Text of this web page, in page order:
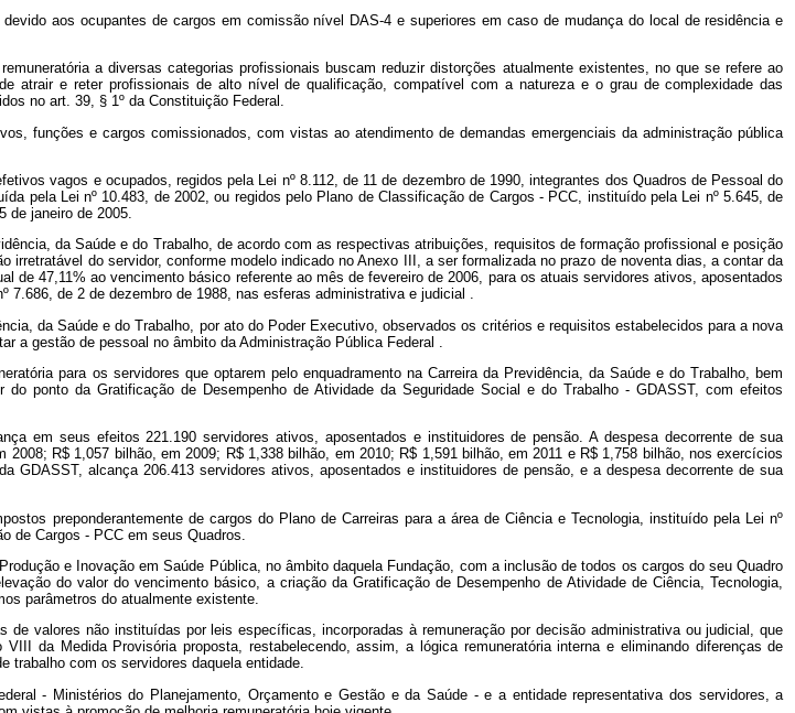
aos ocupantes de cargos em comissão nível DAS-4 e superiores em caso de mudança do local de residência e
a diversas categorias profissionais buscam reduzir distorções atualmente existentes, no que se refere ao
atrair e reter profissionais de alto nível de qualificação, compatível com a natureza e o grau de complexidade das
no art. 39, § 1º da Constituição Federal.
funções e cargos comissionados, com vistas ao atendimento de demandas emergenciais da administração pública
vagos e ocupados, regidos pela Lei nº 8.112, de 11 de dezembro de 1990, integrantes dos Quadros de Pessoal do
pela Lei nº 10.483, de 2002, ou regidos pelo Plano de Classificação de Cargos - PCC, instituído pela Lei nº 5.645, de
de janeiro de 2005.
da Saúde e do Trabalho, de acordo com as respectivas atribuições, requisitos de formação profissional e posição
do servidor, conforme modelo indicado no Anexo III, a ser formalizada no prazo de noventa dias, a contar da
47,11% ao vencimento básico referente ao mês de fevereiro de 2006, para os atuais servidores ativos, aposentados
7.686, de 2 de dezembro de 1988, nas esferas administrativa e judicial .
da Saúde e do Trabalho, por ato do Poder Executivo, observados os critérios e requisitos estabelecidos para a nova
a gestão de pessoal no âmbito da Administração Pública Federal
para os servidores que optarem pelo enquadramento na Carreira da Previdência, da Saúde e do Trabalho, bem
ponto da Gratificação de Desempenho de Atividade da Seguridade Social e do Trabalho - GDASST, com efeitos
em seus efeitos 221.190 servidores ativos, aposentados e instituidores de pensão. A despesa decorrente de sua
R$ 1,057 bilhão, em 2009; R$ 1,338 bilhão, em 2010; R$ 1,591 bilhão, em 2011 e R$ 1,758 bilhão, nos exercícios
GDASST, alcança 206.413 servidores ativos, aposentados e instituidores de pensão, e a despesa decorrente de sua
preponderantemente de cargos do Plano de Carreiras para a área de Ciência e Tecnologia, instituído pela Lei nº
de Cargos - PCC em seus Quadros.
e Inovação em Saúde Pública, no âmbito daquela Fundação, com a inclusão de todos os cargos do seu Quadro
do valor do vencimento básico, a criação da Gratificação de Desempenho de Atividade de Ciência, Tecnologia,
parâmetros do atualmente existente.
valores não instituídas por leis específicas, incorporadas à remuneração por decisão administrativa ou judicial, que
da Medida Provisória proposta, restabelecendo, assim, a lógica remuneratória interna e eliminando diferenças de
trabalho com os servidores daquela entidade.
- Ministérios do Planejamento, Orçamento e Gestão e da Saúde - e a entidade representativa dos servidores, a